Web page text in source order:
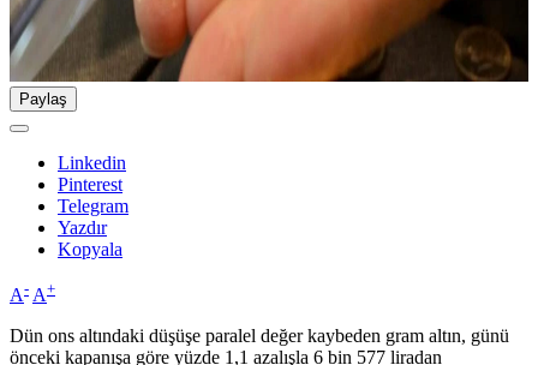
Paylaş
Linkedin
Pinterest
Telegram
Yazdır
Kopyala
A- A+
Dün ons altındaki düşüşe paralel değer kaybeden gram altın, günü
önceki kapanışa göre yüzde 1,1 azalışla 6 bin 577 liradan